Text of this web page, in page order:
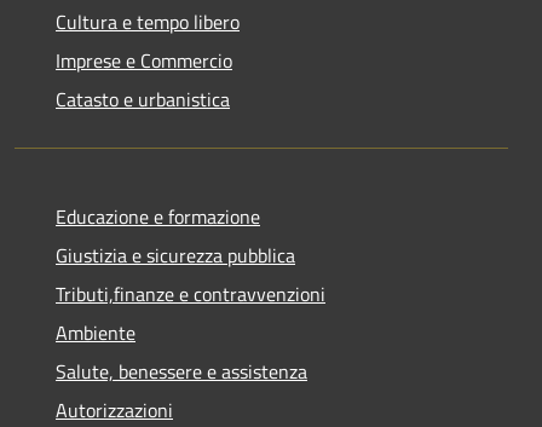
Cultura e tempo libero
Imprese e Commercio
Catasto e urbanistica
Educazione e formazione
Giustizia e sicurezza pubblica
Tributi,finanze e contravvenzioni
Ambiente
Salute, benessere e assistenza
Autorizzazioni